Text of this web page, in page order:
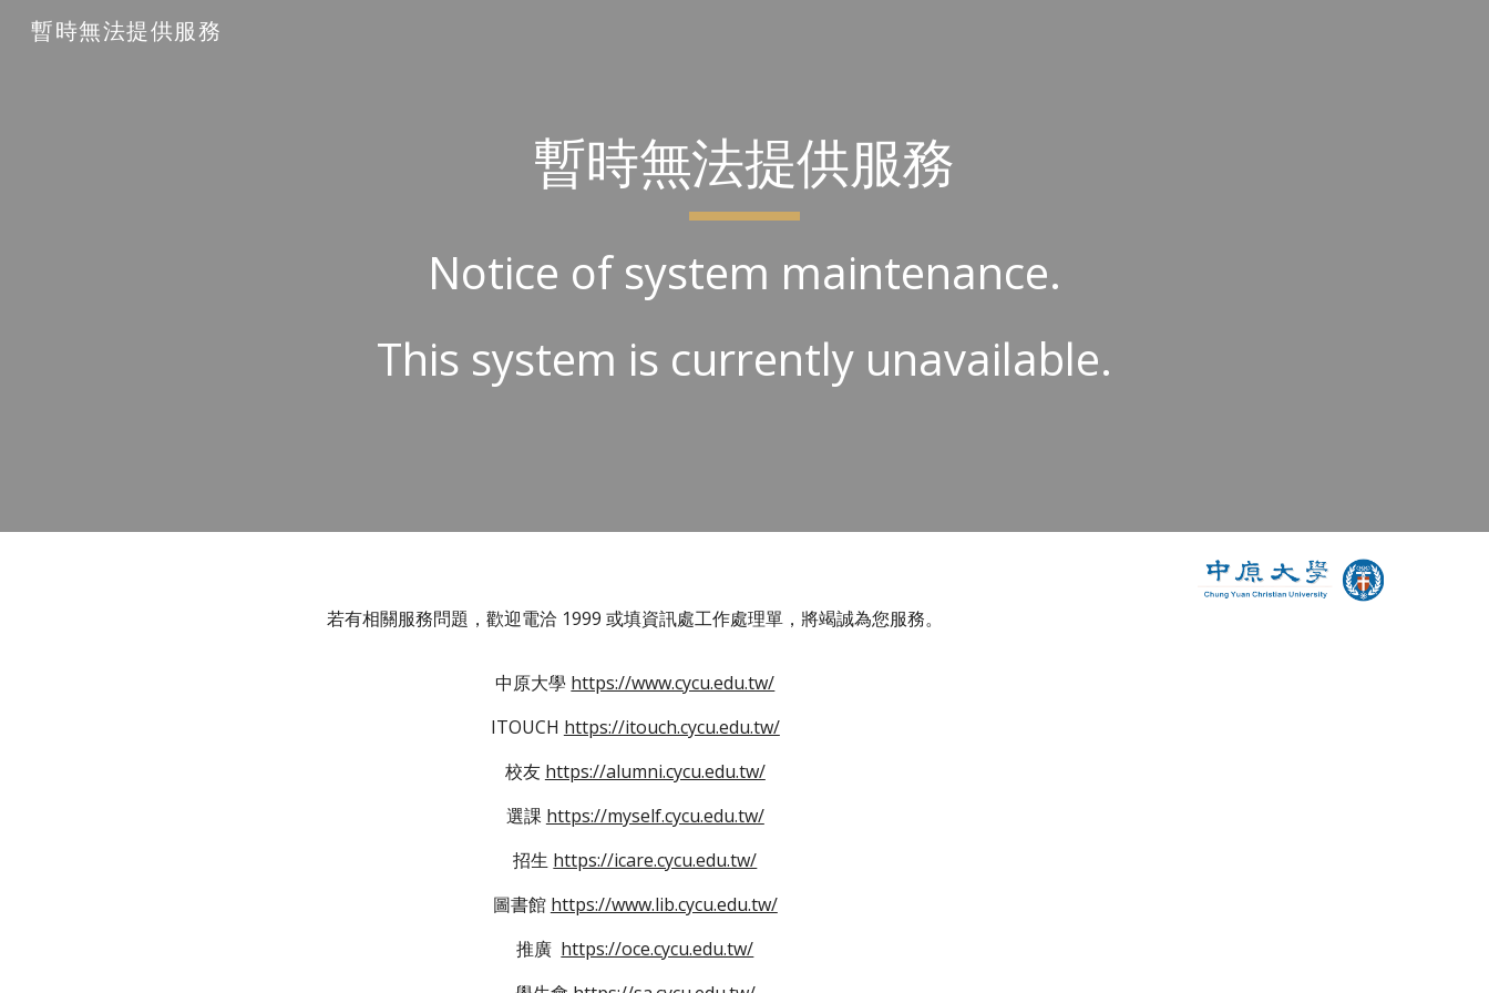
暫時無法提供服務
暫時無法提供服務
Notice of system maintenance.
This system is currently unavailable.
若有相關服務問題，歡迎電洽 1999 或填資訊處工作處理單，將竭誠為您服務。
中原大學 https://www.cycu.edu.tw/
ITOUCH https://itouch.cycu.edu.tw/
校友 https://alumni.cycu.edu.tw/
選課 https://myself.cycu.edu.tw/
招生 https://icare.cycu.edu.tw/
圖書館 https://www.lib.cycu.edu.tw/
推廣 https://oce.cycu.edu.tw/